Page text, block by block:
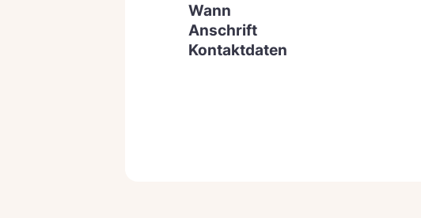
Wann
Anschrift
Kontaktdaten